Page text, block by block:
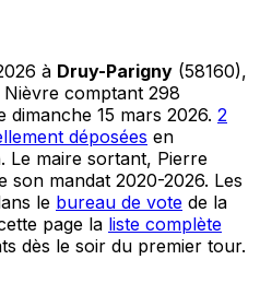
à Druy-Parigny (58160),
comptant 298
dimanche 15 mars 2026. 2
déposées en
maire sortant, Pierre
son mandat 2020-2026. Les
le bureau de vote de la
page la liste complète
dès le soir du premier tour.